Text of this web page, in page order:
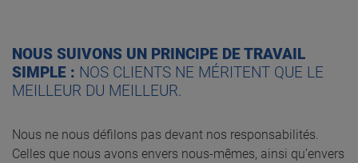
NOUS SUIVONS UN PRINCIPE DE TRAVAIL
SIMPLE : NOS CLIENTS NE MÉRITENT QUE LE
MEILLEUR DU MEILLEUR.
Nous ne nous défilons pas devant nos responsabilités.
Celles que nous avons envers nous-mêmes, ainsi qu’envers